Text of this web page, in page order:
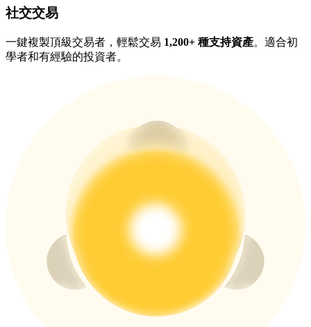
註冊&交易贏 500,000 USDT
抽獎衝榜 · 贏33,333 USDT
USDT 新手理財 10% APR
USDT活期理財、無鎖定期
新用戶專享 BTC 6.5% APR
BTC 活期理財、無鎖定期
社交交易
一鍵複製頂級交易者，輕鬆交易 1,200+ 種支持資產。適合初
學者和有經驗的投資者。